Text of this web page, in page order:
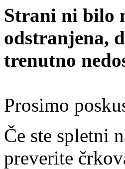
Strani ni bilo
odstranjena,
trenutno
Prosimo
Če ste spletni
preverite